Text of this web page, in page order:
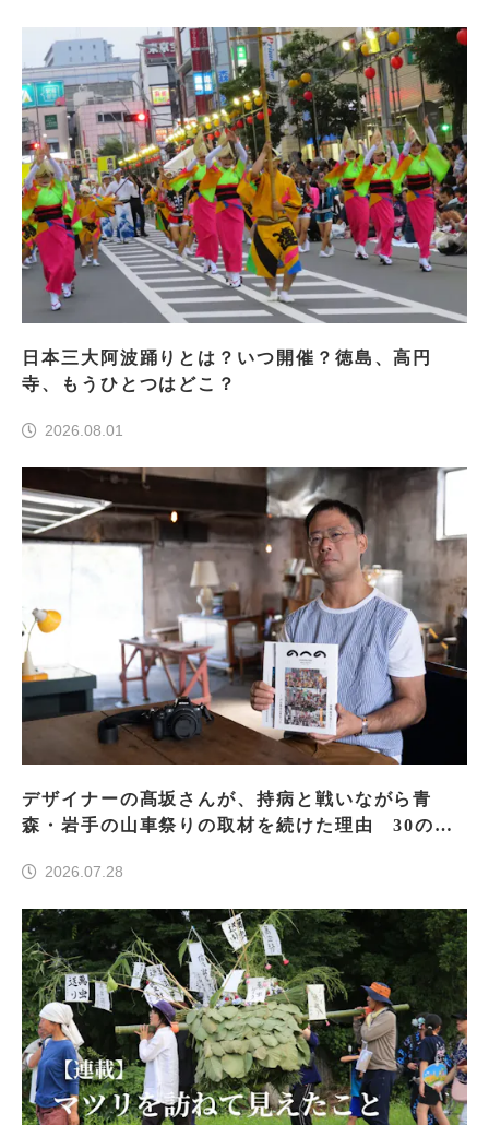
日本三大阿波踊りとは？いつ開催？徳島、高円
寺、もうひとつはどこ？
2026.08.01
デザイナーの髙坂さんが、持病と戦いながら青
森・岩手の山車祭りの取材を続けた理由 30の山
2026.07.28